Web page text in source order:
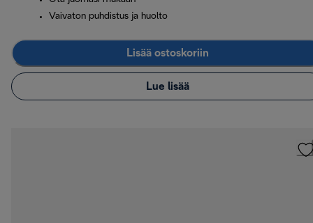
Vaivaton puhdistus ja huolto
Lisää ostoskoriin
Lue lisää